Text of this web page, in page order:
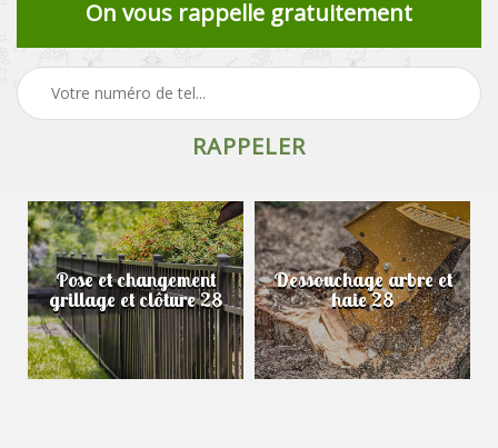
On vous rappelle gratuitement
Pose et changement
grillage et clôture 28
Dessouchage arbre et
haie 28